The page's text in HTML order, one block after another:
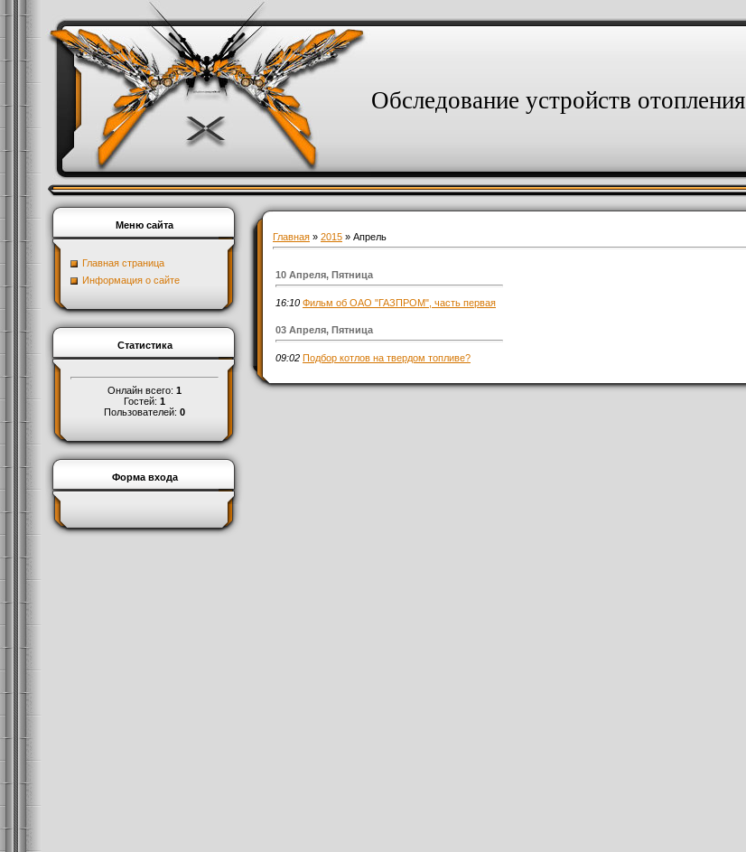
Обследование устройств отопления
Меню сайта
Главная страница
Информация о сайте
Статистика
Онлайн всего: 1
Гостей: 1
Пользователей: 0
Форма входа
Главная » 2015 » Апрель
10 Апреля, Пятница
16:10 Фильм об ОАО "ГАЗПРОМ", часть первая
03 Апреля, Пятница
09:02 Подбор котлов на твердом топливе?